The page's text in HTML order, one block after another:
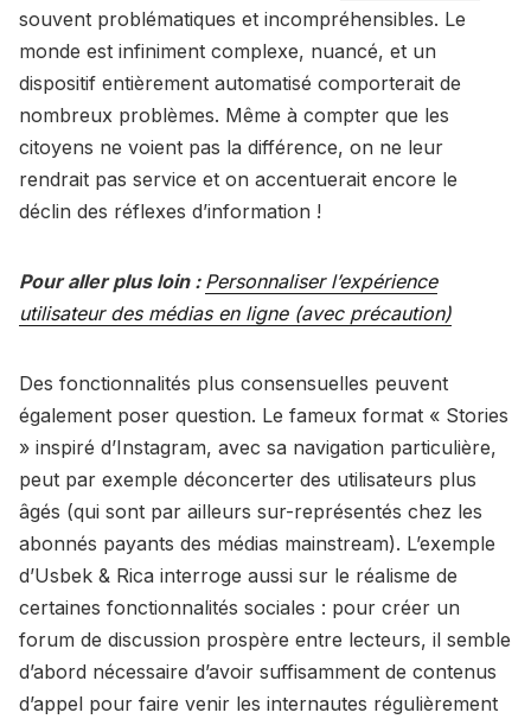
souvent problématiques et incompréhensibles. Le
monde est infiniment complexe, nuancé, et un
dispositif entièrement automatisé comporterait de
nombreux problèmes. Même à compter que les
citoyens ne voient pas la différence, on ne leur
rendrait pas service et on accentuerait encore le
déclin des réflexes d’information !
Pour aller plus loin : Personnaliser l’expérience
utilisateur des médias en ligne (avec précaution)
Des fonctionnalités plus consensuelles peuvent
également poser question. Le fameux format « Stories
» inspiré d’Instagram, avec sa navigation particulière,
peut par exemple déconcerter des utilisateurs plus
âgés (qui sont par ailleurs sur-représentés chez les
abonnés payants des médias mainstream). L’exemple
d’Usbek & Rica interroge aussi sur le réalisme de
certaines fonctionnalités sociales : pour créer un
forum de discussion prospère entre lecteurs, il semble
d’abord nécessaire d’avoir suffisamment de contenus
d’appel pour faire venir les internautes régulièrement